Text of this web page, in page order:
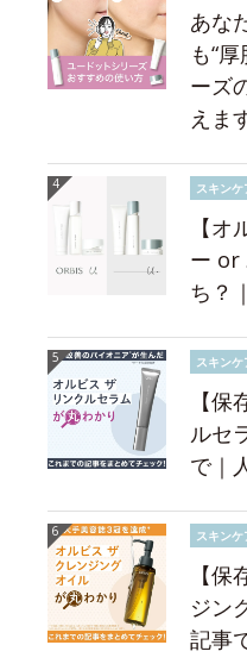
あな
も“
ーズ
えま
スキンケ
【
ー or
ち？
スキンケ
【
ルセ
で｜
スキンケ
【
ジン
記事